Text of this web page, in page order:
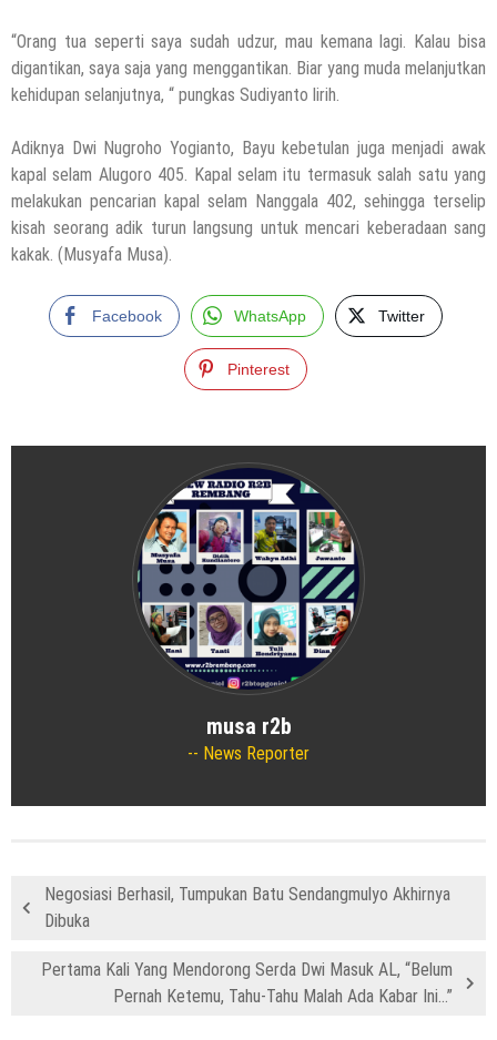
“Orang tua seperti saya sudah udzur, mau kemana lagi. Kalau bisa
digantikan, saya saja yang menggantikan. Biar yang muda melanjutkan
kehidupan selanjutnya, “ pungkas Sudiyanto lirih.
Adiknya Dwi Nugroho Yogianto, Bayu kebetulan juga menjadi awak
kapal selam Alugoro 405. Kapal selam itu termasuk salah satu yang
melakukan pencarian kapal selam Nanggala 402, sehingga terselip
kisah seorang adik turun langsung untuk mencari keberadaan sang
kakak. (Musyafa Musa).
Facebook WhatsApp Twitter
Pinterest
musa r2b
News Reporter
Negosiasi Berhasil, Tumpukan Batu Sendangmulyo Akhirnya
Dibuka
Pertama Kali Yang Mendorong Serda Dwi Masuk AL, “Belum
Pernah Ketemu, Tahu-Tahu Malah Ada Kabar Ini…”